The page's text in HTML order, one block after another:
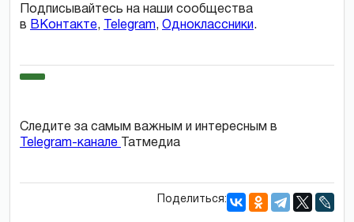
Подписывайтесь на наши сообщества
в ВКонтакте, Telegram, Одноклассники.
Следите за самым важным и интересным в
Telegram-канале
Татмедиа
Поделиться: